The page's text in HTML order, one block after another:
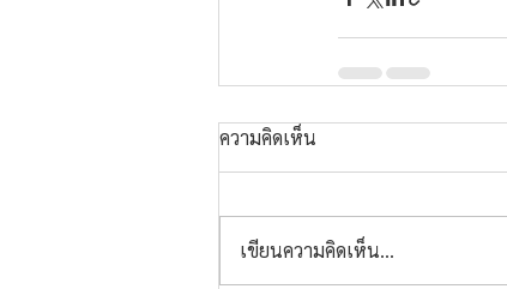
ความคิดเห็น
เขียนความคิดเห็น…